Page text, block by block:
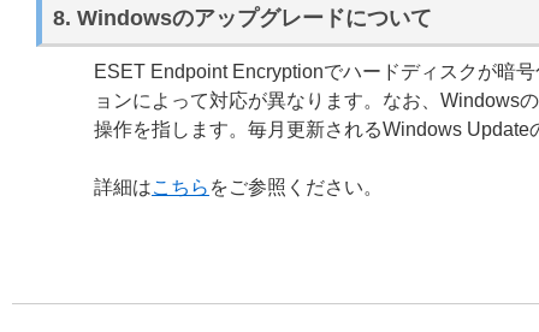
8. Windowsのアップグレードについて
ESET Endpoint Encryptionでハードディスクが暗
ョンによって対応が異なります。なお、Windows
操作を指します。毎月更新されるWindows Update
詳細はこちら をご参照ください。